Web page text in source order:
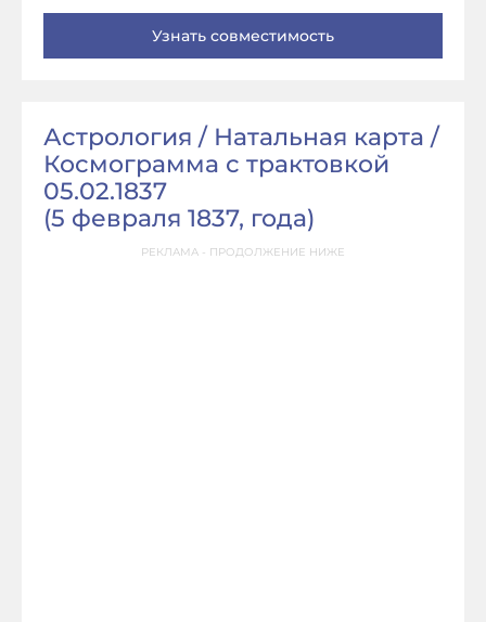
Астрология / Натальная карта /
Космограмма с трактовкой
05.02.1837
(5 февраля 1837, года)
РЕКЛАМА - ПРОДОЛЖЕНИЕ НИЖЕ